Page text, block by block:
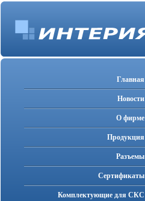
Главная
Новости
О фирме
Продукция
Разъемы
Cертификаты
Комплектующие для СКС